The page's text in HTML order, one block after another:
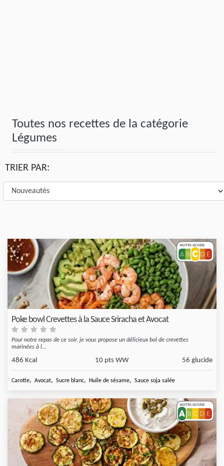
Toutes nos recettes de la catégorie
Légumes
TRIER PAR:
Poke bowl Crevettes à la Sauce Sriracha et Avocat
Pour notre repas de ce soir, je vous propose un délicieux bol de crevettes
marinées à l...
486 Kcal 10 pts WW 56 glucide
Carotte, Avocat, Sucre blanc, Huile de sésame, Sauce soja salée